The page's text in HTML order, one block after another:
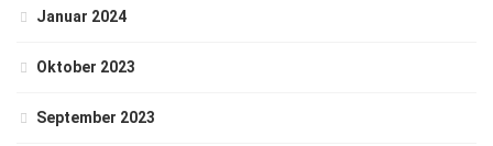
Januar 2024
Oktober 2023
September 2023